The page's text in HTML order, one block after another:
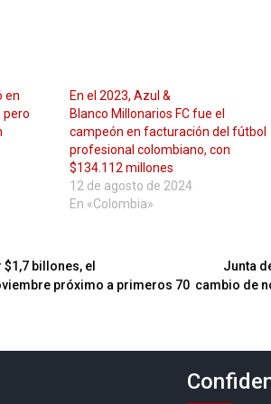
en
pero
En el 2023, Azul &
Blanco Millonarios FC fue el
campeón en facturación del fútbol
profesional colombiano, con
$134.112 millones
12 de agosto de 2024
En «Colombia»
billones, el
próximo a primeros 70
Junta
cambio de